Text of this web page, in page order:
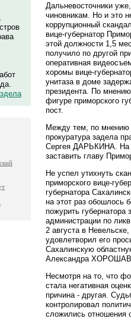
Дальневосточники
чиновникам. Но и это
коррупционный
вице-губернатор
этой должности 1,5
получило по другой
оперативная
хоромы вице-
унитаза в доме
президента. По
фигуре приморского
пост.
Между тем, по мнению
прокуратура задела
Сергея ДАРЬКИНА. На
заставить главу
Не успел утихнуть
приморского вице-
губернатора
на этот раз обошлось
пожурить губернатора
администрации по
2 августа в
удовлетворил его
Сахалинскую
Александра
Несмотря на то, что
стала негативная
причина - другая.
контролировал
сложились отношения